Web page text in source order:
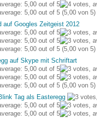
(5,00 von 5)
auf Googles Zeitgeist 2012
(5,00 von 5)
auf Skype mit Schriftart
(5,00 von 5)
Tag als Easteregg